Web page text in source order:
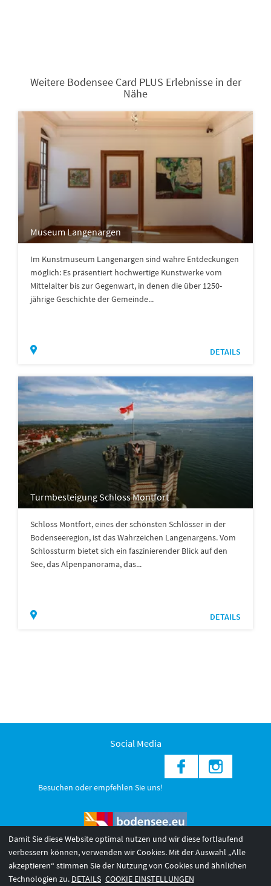
Weitere Bodensee Card PLUS Erlebnisse in der
Nähe
Museum Langenargen
Im Kunstmuseum Langenargen sind wahre Entdeckungen
möglich: Es präsentiert hochwertige Kunstwerke vom
Mittelalter bis zur Gegenwart, in denen die über 1250-
jährige Geschichte der Gemeinde...
DETAILS
Turmbesteigung Schloss Montfort
Schloss Montfort, eines der schönsten Schlösser in der
Bodenseeregion, ist das Wahrzeichen Langenargens. Vom
Schlossturm bietet sich ein faszinierender Blick auf den
See, das Alpenpanorama, das...
DETAILS
Social Media
Besuchen oder empfehlen Sie uns!
© 2026 Internationale Bodensee Tourismus GmbH
Damit Sie diese Website optimal nutzen und wir diese fortlaufend
verbessern können, verwenden wir Cookies. Mit der Auswahl „Alle
akzeptieren“ stimmen Sie der Nutzung von Cookies und ähnlichen
Technologien zu. DETAILS COOKIE EINSTELLUNGEN